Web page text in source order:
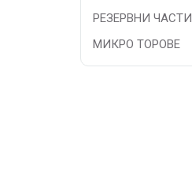
РЕЗЕРВНИ ЧАСТИ
МИКРО ТОРОВЕ